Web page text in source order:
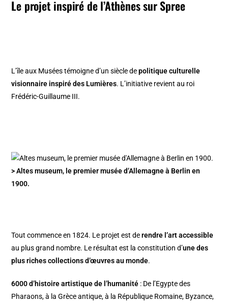
Le projet inspiré de l’Athènes sur Spree
L’île aux Musées témoigne d’un siècle depolitique culturelle
visionnaire inspiré des Lumières. L’initiative revient au roi
Frédéric-Guillaume III.
> Altes museum, le premier musée d’Allemagne à Berlin en
1900.
Tout commence en 1824. Le projet est derendre l’art accessible
au plus grand nombre. Le résultat est la constitution d’une des
plus riches collections d’œuvres au monde.
6000 d’histoire artistique de l’humanité : De l’Egypte des
Pharaons, à la Grèce antique, à la République Romaine, Byzance,